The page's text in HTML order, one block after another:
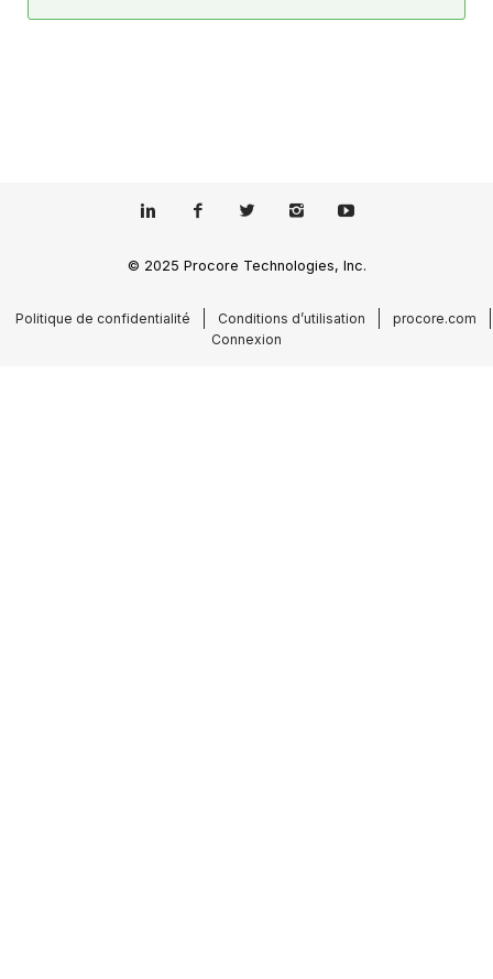
© 2025 Procore Technologies, Inc.
Politique de confidentialité Conditions d’utilisation
procore.com
Connexion